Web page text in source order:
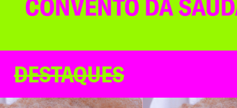
DESTAQUES